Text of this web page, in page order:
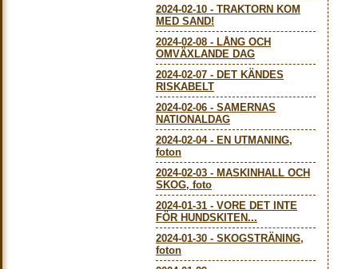
2024-02-10 - TRAKTORN KOM
MED SAND!
2024-02-08 - LÅNG OCH
OMVÄXLANDE DAG
2024-02-07 - DET KÄNDES
RISKABELT
2024-02-06 - SAMERNAS
NATIONALDAG
2024-02-04- EN UTMANING,
foton
2024-02-03 - MASKINHALL OCH
SKOG, foto
2024-01-31 - VORE DET INTE
FÖR HUNDSKITEN...
2024-01-30 - SKOGSTRÄNING,
foton